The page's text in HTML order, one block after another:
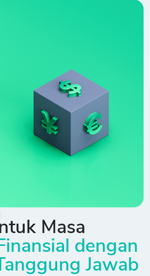
Masa
dengan
Jawab